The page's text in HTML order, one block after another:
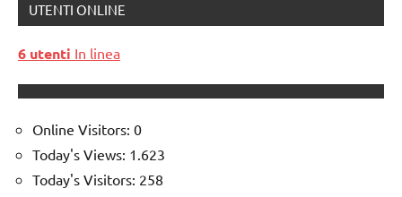
UTENTI ONLINE
6 utenti In linea
Online Visitors: 0
Today's Views: 1.623
Today's Visitors: 258